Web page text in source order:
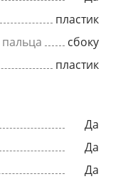
пластик
сбоку
пластик
Да
Да
Да